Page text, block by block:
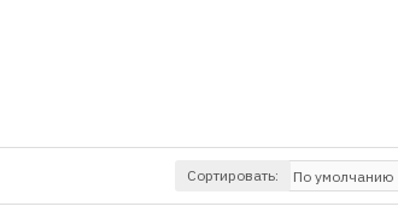
Сортировать: